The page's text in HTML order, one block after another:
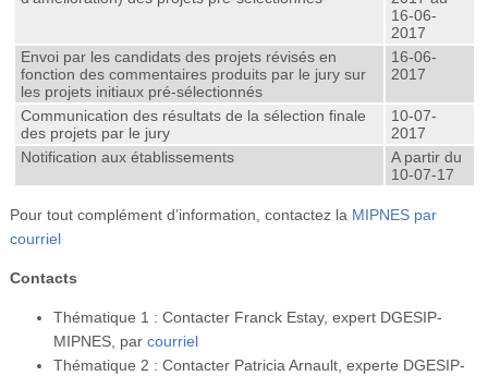
16-06-
2017
Envoi par les candidats des projets révisés en
fonction des commentaires produits par le jury sur
les projets initiaux pré-sélectionnés
16-06-
2017
Communication des résultats de la sélection finale
des projets par le jury
10-07-
2017
Notification aux établissements
A partir du
10-07-17
Pour tout complément d’information, contactez la MIPNES par
courriel
Contacts
Thématique 1 : Contacter Franck Estay, expert DGESIP-
MIPNES, par courriel
Thématique 2 : Contacter Patricia Arnault, experte DGESIP-